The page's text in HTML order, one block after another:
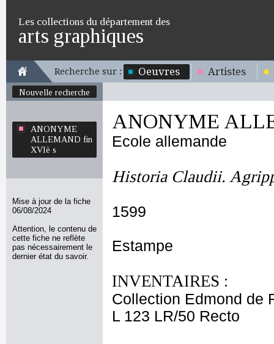
Les collections du département des
arts graphiques
Recherche sur : Oeuvres Artistes
Nouvelle recherche
ANONYME
ALLEMAND fin
XVIè s
Mise à jour de la fiche
06/08/2024
Attention, le contenu de
cette fiche ne reflète
pas nécessairement le
dernier état du savoir.
ANONYME
Ecole allemande
Historia Claudii.
1599
Estampe
INVENTAIRES :
Collection Edmond de
L 123 LR/50 Recto